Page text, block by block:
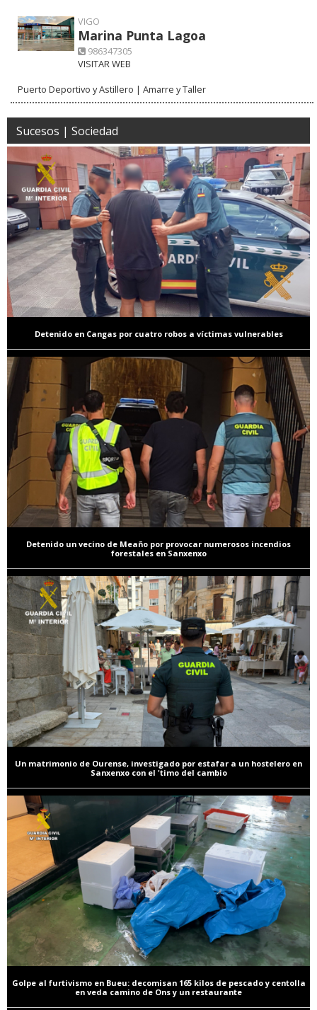
VIGO
Marina Punta Lagoa
986347305
VISITAR WEB
Puerto Deportivo y Astillero | Amarre y Taller
Sucesos | Sociedad
Detenido en Cangas por cuatro robos a víctimas vulnerables
Detenido un vecino de Meaño por provocar numerosos incendios
forestales en Sanxenxo
Un matrimonio de Ourense, investigado por estafar a un hostelero en
Sanxenxo con el 'timo del cambio
Golpe al furtivismo en Bueu: decomisan 165 kilos de pescado y centolla
en veda camino de Ons y un restaurante